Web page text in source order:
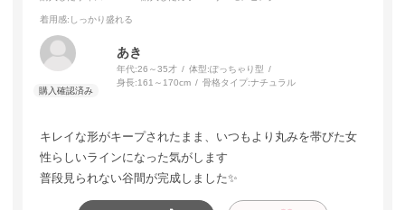
着用感:しっかり盛れる
あき
年代:26～35才 体型:ぽっちゃり型
身長:161～170cm 骨格タイプ:ナチュラル
キレイな形がキープされたまま、いつもより丸みを帯びた女
性らしいラインになった気がします
普段見られない谷間が完成しました✨